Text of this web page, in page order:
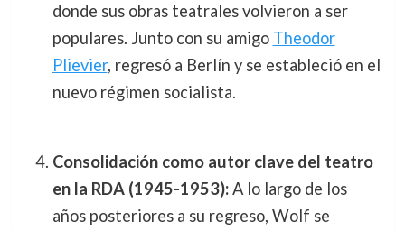
donde sus obras teatrales volvieron a ser
populares. Junto con su amigo Theodor
Plievier, regresó a Berlín y se estableció en el
nuevo régimen socialista.
Consolidación como autor clave del teatro
en la RDA (1945-1953):A lo largo de los
años posteriores a su regreso, Wolf se